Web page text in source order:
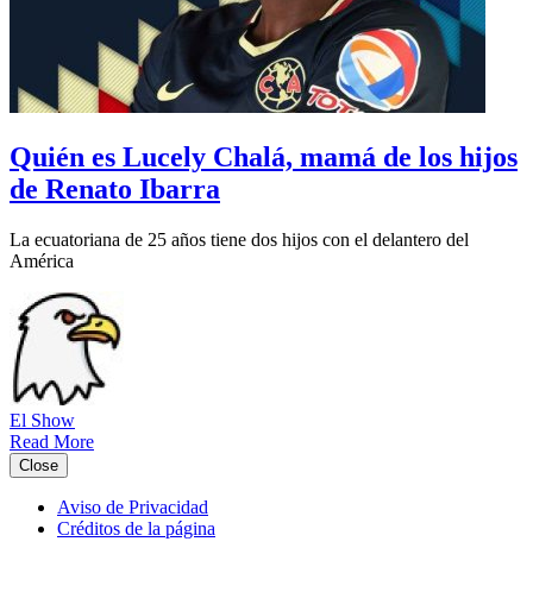
Quién es Lucely Chalá, mamá de los hijos
de Renato Ibarra
La ecuatoriana de 25 años tiene dos hijos con el delantero del
América
El Show
Read More
Close
Aviso de Privacidad
Créditos de la página